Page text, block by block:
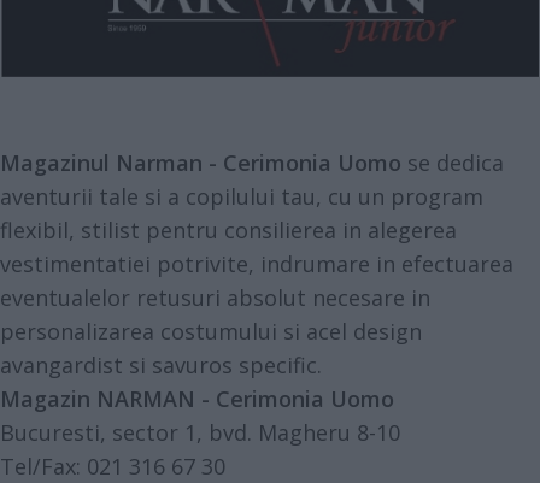
Magazinul Narman - Cerimonia Uomo se dedica
aventurii tale si a copilului tau, cu un program
flexibil, stilist pentru consilierea in alegerea
vestimentatiei potrivite, indrumare in efectuarea
eventualelor retusuri absolut necesare in
personalizarea costumului si acel design
avangardist si savuros specific.
Magazin NARMAN - Cerimonia Uomo
Bucuresti, sector 1, bvd. Magheru 8-10
Tel/Fax: 021 316 67 30